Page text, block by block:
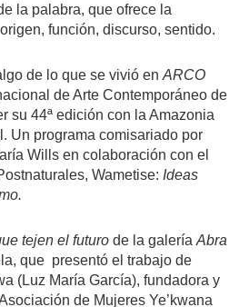
la palabra, que ofrece la
función, discurso, sentido.
de lo que se vivió enARCO
de Arte Contemporáneo de
su 44ª edición con la Amazonia
Un programa comisariado por
Wills en colaboración con el
Wametise: Ideas
tejen el futuro de la galeríaAbra
que presentó el trabajo de
(Luz María García), fundadora y
de Mujeres Ye’kwana